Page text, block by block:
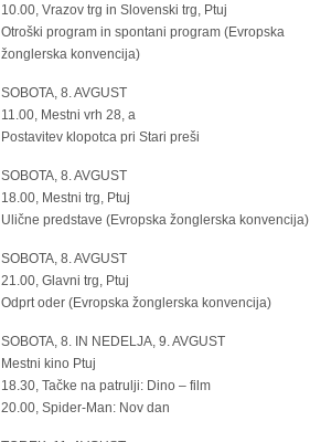
10.00, Vrazov trg in Slovenski trg, Ptuj
Otroški program in spontani program (Evropska
žonglerska konvencija)
SOBOTA, 8. AVGUST
11.00, Mestni vrh 28, a
Postavitev klopotca pri Stari preši
SOBOTA, 8. AVGUST
18.00, Mestni trg, Ptuj
Ulične predstave (Evropska žonglerska konvencija)
SOBOTA, 8. AVGUST
21.00, Glavni trg, Ptuj
Odprt oder (Evropska žonglerska konvencija)
SOBOTA, 8. IN NEDELJA, 9. AVGUST
Mestni kino Ptuj
18.30, Tačke na patrulji: Dino – film
20.00, Spider-Man: Nov dan